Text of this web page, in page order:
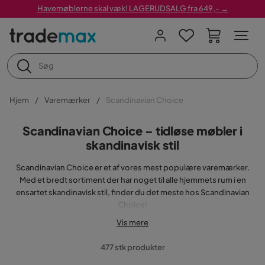
Havemøblerne skal væk! LAGERUDSALG fra 649,- →
Hjem Varemærker Scandinavian Choice
Scandinavian Choice – tidløse møbler i
skandinavisk stil
Scandinavian Choice er et af vores mest populære varemærker.
Med et bredt sortiment der har noget til alle hjemmets rum i en
ensartet skandinavisk stil, finder du det meste hos Scandinavian
Choice!
Scandinavian Choice – møbler til alle rum
I Scandinavian Choice brede sortiment finder du spisebordssæt,
Vis mere
477 stk produkter